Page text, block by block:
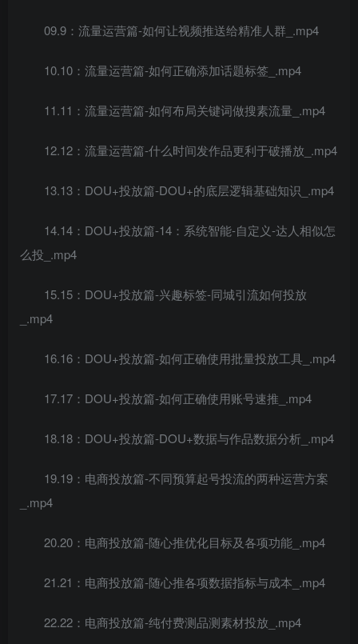
09.9：流量运营篇-如何让视频推送给精准人群_.mp4
10.10：流量运营篇-如何正确添加话题标签_.mp4
11.11：流量运营篇-如何布局关键词做搜素流量_.mp4
12.12：流量运营篇-什么时间发作品更利于破播放_.mp4
13.13：DOU+投放篇-DOU+的底层逻辑基础知识_.mp4
14.14：DOU+投放篇-14：系统智能-自定义-达人相似怎
么投_.mp4
15.15：DOU+投放篇-兴趣标签-同城引流如何投放
_.mp4
16.16：DOU+投放篇-如何正确使用批量投放工具_.mp4
17.17：DOU+投放篇-如何正确使用账号速推_.mp4
18.18：DOU+投放篇-DOU+数据与作品数据分析_.mp4
19.19：电商投放篇-不同预算起号投流的两种运营方案
_.mp4
20.20：电商投放篇-随心推优化目标及各项功能_.mp4
21.21：电商投放篇-随心推各项数据指标与成本_.mp4
22.22：电商投放篇-纯付费测品测素材投放_.mp4